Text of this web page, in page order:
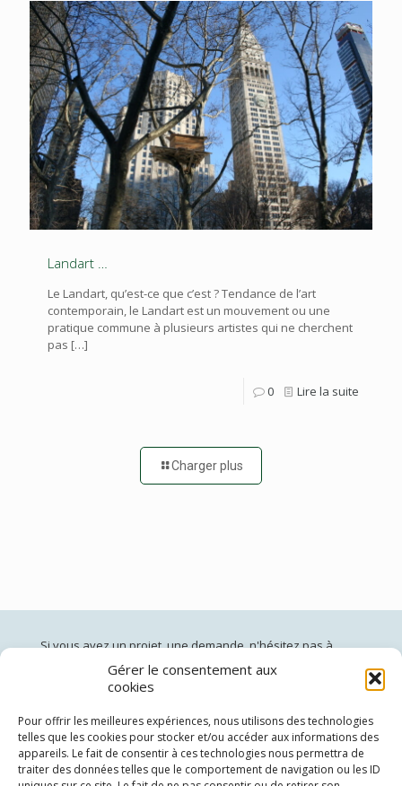
Gérer le consentement aux
cookies
Pour offrir les meilleures expériences, nous utilisons des technologies
telles que les cookies pour stocker et/ou accéder aux informations des
appareils. Le fait de consentir à ces technologies nous permettra de
traiter des données telles que le comportement de navigation ou les ID
Landart …
Le Landart, qu’est-ce que c’est ? Tendance de l’art
contemporain, le Landart est un mouvement ou une
pratique commune à plusieurs artistes qui ne cherchent
pas […]
0 Lire la suite
Charger plus
Si vous avez un projet, une demande, n'hésitez pas à
nous contacter:
jardinsdepan@gmail.com
Siège social: 19 Côte Vendel 22000 St Brieuc
Adresse de livraison: 37 Chemin des Eaux minérales 22000
St Brieuc